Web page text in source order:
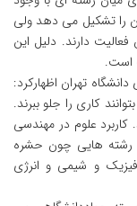
را تشکیل می دهد ولی
فعالیت دارند. دلیل این
است.
تهران اظهارکرد:
کاری را جلو ببرند.
علوم در مهندسی
رشته هایی چون حشره
و شیمی و انرژی